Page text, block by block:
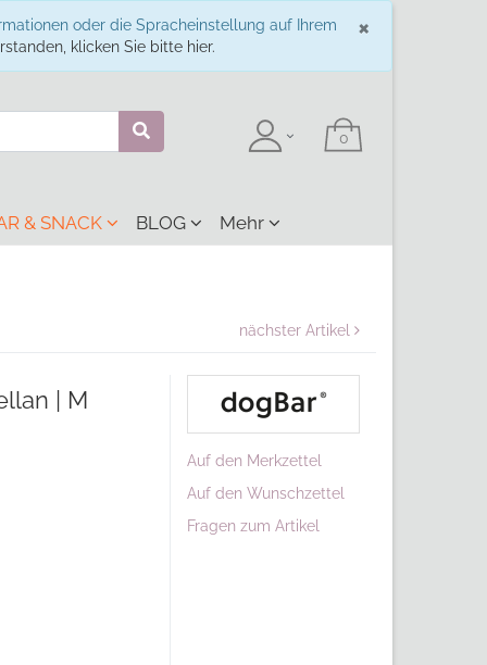
×
oder die Spracheinstellung auf Ihrem
klicken Sie bitte hier.
& SNACK BLOG Mehr
nächster Artikel
| M
Auf den Merkzettel
Auf den Wunschzettel
Fragen zum Artikel